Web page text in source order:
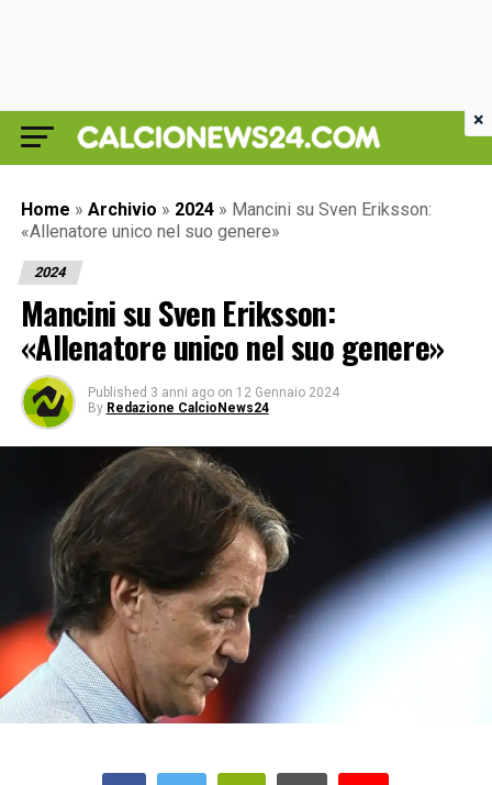
Home » Archivio » 2024 » Mancini su Sven Eriksson:
«Allenatore unico nel suo genere»
2024
Mancini su Sven Eriksson:
«Allenatore unico nel suo genere»
Published 3 anni ago on 12 Gennaio 2024
By Redazione CalcioNews24
×